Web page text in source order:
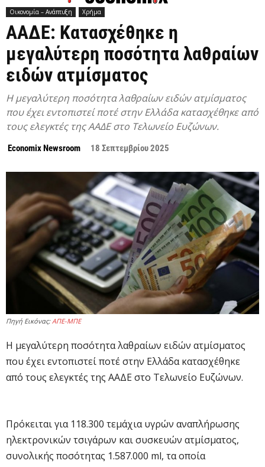
Οικονομία – Ανάπτυξη Χρήμα
ΑΑΔΕ: Κατασχέθηκε η
μεγαλύτερη ποσότητα λαθραίων
ειδών ατμίσματος
Η μεγαλύτερη ποσότητα λαθραίων ειδών ατμίσματος
που έχει εντοπιστεί ποτέ στην Ελλάδα κατασχέθηκε από
τους ελεγκτές της ΑΑΔΕ στο Τελωνείο Ευζώνων.
Economix Newsroom 18 Σεπτεμβρίου 2025
Πηγή Εικόνας:ΑΠΕ-ΜΠΕ
Η μεγαλύτερη ποσότητα λαθραίων ειδών ατμίσματος
που έχει εντοπιστεί ποτέ στην Ελλάδα κατασχέθηκε
από τους ελεγκτές της ΑΑΔΕ στο Τελωνείο Ευζώνων.
Πρόκειται για 118.300 τεμάχια υγρών αναπλήρωσης
ηλεκτρονικών τσιγάρων και συσκευών ατμίσματος,
συνολικής ποσότητας 1.587.000 ml, τα οποία